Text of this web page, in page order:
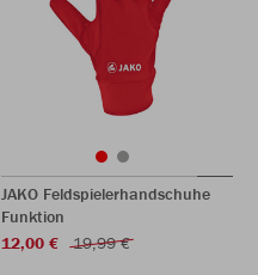
JAKO Feldspielerhandschuhe
Funktion
12,00 €
19,99 €